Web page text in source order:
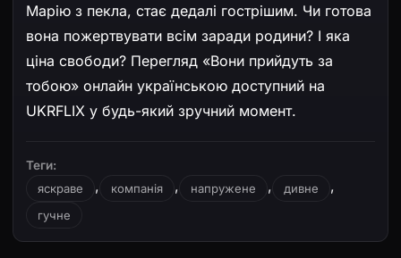
Марію з пекла, стає дедалі гострішим. Чи готова
вона пожертвувати всім заради родини? І яка
ціна свободи? Перегляд «Вони прийдуть за
тобою» онлайн українською доступний на
UKRFLIX у будь-який зручний момент.
Теги:
яскраве
, компанія , напружене , дивне ,
гучне